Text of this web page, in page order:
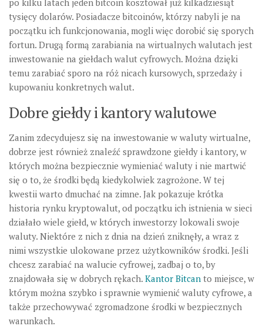
tysięcy dolarów. Posiadacze bitcoinów, którzy nabyli je na
początku ich funkcjonowania, mogli więc dorobić się sporych
fortun. Drugą formą zarabiania na wirtualnych walutach jest
inwestowanie na giełdach walut cyfrowych. Można dzięki
temu zarabiać sporo na róż nicach kursowych, sprzedaży i
kupowaniu konkretnych walut.
Dobre giełdy i kantory walutowe
Zanim zdecydujesz się na inwestowanie w waluty wirtualne,
dobrze jest również znaleźć sprawdzone giełdy i kantory, w
których można bezpiecznie wymieniać waluty i nie martwić
się o to, że środki będą kiedykolwiek zagrożone. W tej
kwestii warto dmuchać na zimne. Jak pokazuje krótka
historia rynku kryptowalut, od początku ich istnienia w sieci
działało wiele giełd, w których inwestorzy lokowali swoje
waluty. Niektóre z nich z dnia na dzień zniknęły, a wraz z
nimi wszystkie ulokowane przez użytkowników środki. Jeśli
chcesz zarabiać na walucie cyfrowej, zadbaj o to, by
znajdowała się w dobrych rękach. Kantor Bitcan to miejsce, w
którym można szybko i sprawnie wymienić waluty cyfrowe, a
także przechowywać zgromadzone środki w bezpiecznych
warunkach.